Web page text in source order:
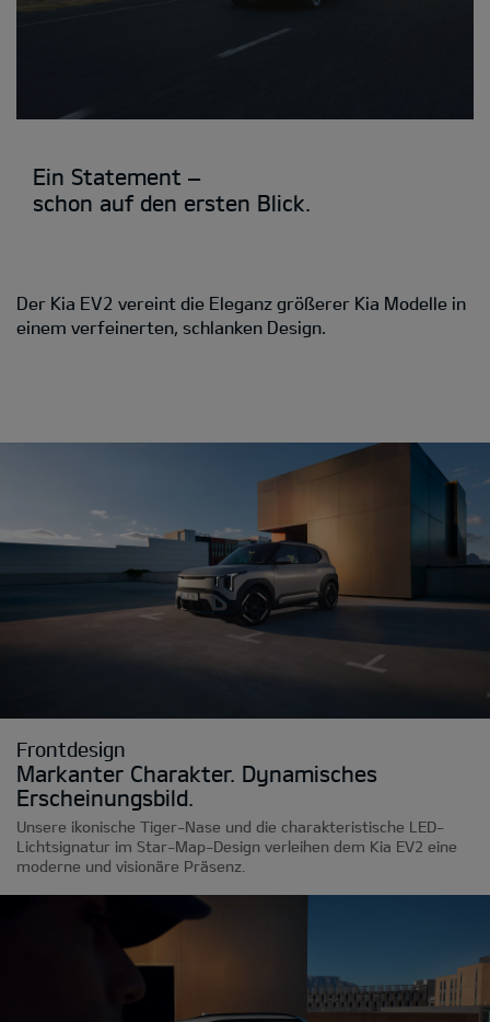
Ein Statement –
schon auf den ersten Blick.
Der Kia EV2 vereint die Eleganz größerer Kia Modelle in
einem verfeinerten, schlanken Design.
Frontdesign
Markanter Charakter. Dynamisches
Erscheinungsbild.
Unsere ikonische Tiger-Nase und die charakteristische LED-
Lichtsignatur im Star-Map-Design verleihen dem Kia EV2 eine
moderne und visionäre Präsenz.